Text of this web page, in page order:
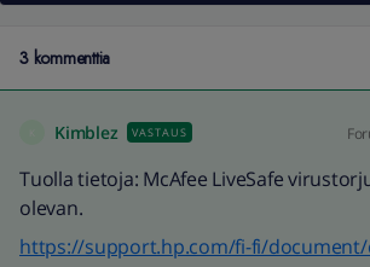
3 kommenttia
Kimblez VASTAUS
Tuolla tietoja: McAfee LiveSafe
olevan.
https://support.hp.com/fi-fi/document/